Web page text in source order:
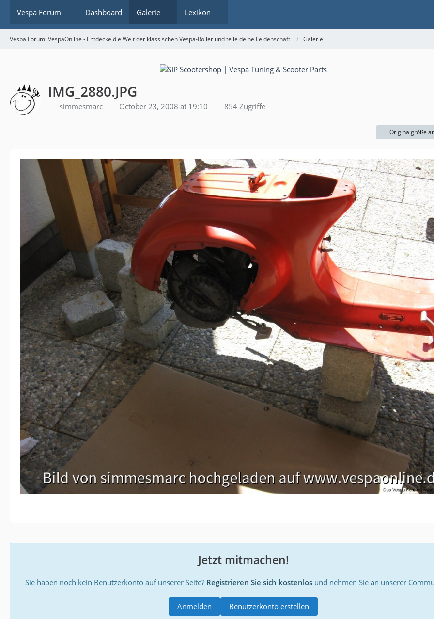
Vespa Forum Dashboard Galerie Lexikon
Vespa Forum: VespaOnline - Entdecke die Welt der klassischen Vespa-Roller und teile deine Leidenschaft Galerie
IMG_2880.JPG
simmesmarc October 23, 2008 at 19:10 854 Zugriffe
Originalgröße
Jetzt mitmachen!
Sie haben noch kein Benutzerkonto auf unserer Seite? Registrieren Sie sich kostenlosund nehmen Sie an unserer
Benutzerkonto erstellen
Anmelden